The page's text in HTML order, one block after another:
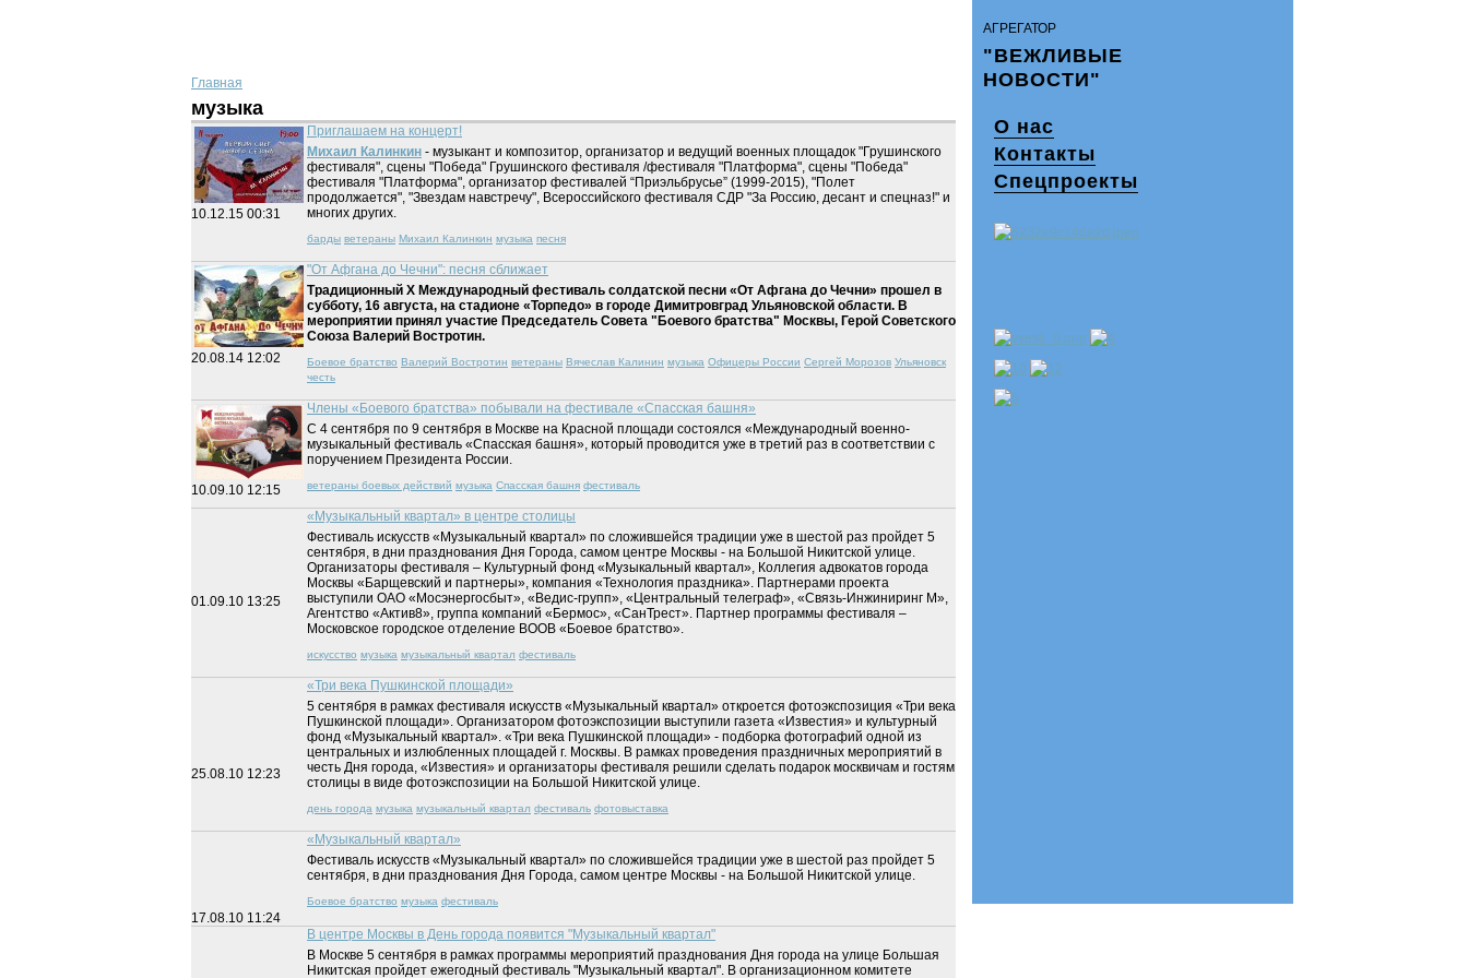
Главная
музыка
10.12.15 00:31
Приглашаем на концерт!
Михаил Калинкин - музыкант и композитор, организатор и ведущий военных площадок "Грушинского
фестиваля", сцены "Победа" Грушинского фестиваля /фестиваля "Платформа", сцены "Победа"
фестиваля "Платформа", организатор фестивалей “Приэльбрусье” (1999-2015), "Полет
продолжается", "Звездам навстречу", Всероссийского фестиваля СДР "За Россию, десант и спецназ!" и
многих других.
барды ветераны Михаил Калинкин музыка песня
20.08.14 12:02
"От Афгана до Чечни": песня сближает
Традиционный X Международный фестиваль солдатской песни «От Афгана до Чечни» прошел в
субботу, 16 августа, на стадионе «Торпедо» в городе Димитровград Ульяновской области. В
мероприятии принял участие Председатель Совета "Боевого братства" Москвы, Герой Советского
Союза Валерий Востротин.
Боевое братство Валерий Востротин ветераны Вячеслав Калинин музыка Офицеры России Сергей Морозов Ульяновск
честь
10.09.10 12:15
Члены «Боевого братства» побывали на фестивале «Спасская башня»
С 4 сентября по 9 сентября в Москве на Красной площади состоялся «Международный военно-
музыкальный фестиваль «Спасская башня», который проводится уже в третий раз в соответствии с
поручением Президента России.
ветераны боевых действий музыка Спасская башня фестиваль
01.09.10 13:25
«Музыкальный квартал» в центре столицы
Фестиваль искусств «Музыкальный квартал» по сложившейся традиции уже в шестой раз пройдет 5
сентября, в дни празднования Дня Города, самом центре Москвы - на Большой Никитской улице.
Организаторы фестиваля – Культурный фонд «Музыкальный квартал», Коллегия адвокатов города
Москвы «Барщевский и партнеры», компания «Технология праздника». Партнерами проекта
выступили ОАО «Мосэнергосбыт», «Ведис-групп», «Центральный телеграф», «Связь-Инжиниринг М»,
Агентство «Актив8», группа компаний «Бермос», «СанТрест». Партнер программы фестиваля –
Московское городское отделение ВООВ «Боевое братство».
искусство музыка музыкальный квартал фестиваль
25.08.10 12:23
«Три века Пушкинской площади»
5 сентября в рамках фестиваля искусств «Музыкальный квартал» откроется фотоэкспозиция «Три века
Пушкинской площади». Организатором фотоэкспозиции выступили газета «Известия» и культурный
фонд «Музыкальный квартал». «Три века Пушкинской площади» - подборка фотографий одной из
центральных и излюбленных площадей г. Москвы. В рамках проведения праздничных мероприятий в
честь Дня города, «Известия» и организаторы фестиваля решили сделать подарок москвичам и гостям
столицы в виде фотоэкспозиции на Большой Никитской улице.
день города музыка музыкальный квартал фестиваль фотовыставка
17.08.10 11:24
«Музыкальный квартал»
Фестиваль искусств «Музыкальный квартал» по сложившейся традиции уже в шестой раз пройдет 5
сентября, в дни празднования Дня Города, самом центре Москвы - на Большой Никитской улице.
Боевое братство музыка фестиваль
В центре Москвы в День города появится "Музыкальный квартал"
В Москве 5 сентября в рамках программы мероприятий празднования Дня города на улице Большая
Никитская пройдет ежегодный фестиваль "Музыкальный квартал". В организационном комитете
АГРЕГАТОР
"ВЕЖЛИВЫЕ
НОВОСТИ"
О нас
Контакты
Спецпроекты